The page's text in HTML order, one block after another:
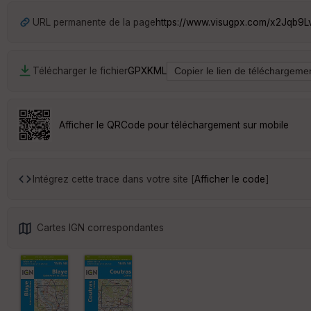
URL permanente de la pagehttps://www.visugpx.com/
Télécharger le fichierGPXKML
Afficher le QRCode pour téléchargement sur mobile
Intégrez cette trace dans votre site [Afficher le code]
Cartes IGN correspondantes